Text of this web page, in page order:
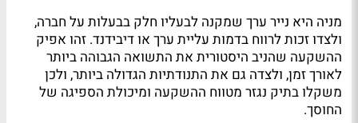
מניה היא נייר ערך שמקנה לבעליו חלק בבעלות על חברה,
ולצדו זכות לרווח בדמות עליית ערך או דיבידנד. זהו אפיק
ההשקעה שהניב היסטורית את התשואה הגבוהה ביותר
לאורך זמן, ולצדה גם את התנודתיות הגדולה ביותר, ולכן
משקלו בתיק נגזר מטווח ההשקעה ומיכולת הספיגה של
החוסך.